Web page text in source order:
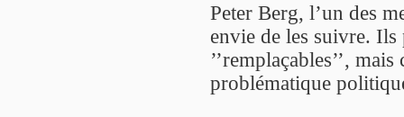
Peter Berg, l’un des
envie de les suivre. Ils
’’remplaçables’’,
problématique